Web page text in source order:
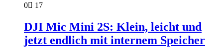
0
17
DJI Mic Mini 2S: Klein, leicht und
jetzt endlich mit internem Speicher